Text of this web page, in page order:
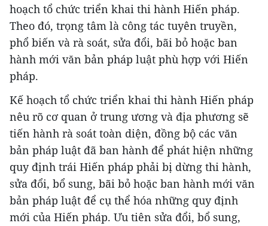
hoạch tổ chức triển khai thi hành Hiến pháp.
Theo đó, trọng tâm là công tác tuyên truyền,
phổ biến và rà soát, sửa đổi, bãi bỏ hoặc ban
hành mới văn bản pháp luật phù hợp với Hiến
pháp.
Kế hoạch tổ chức triển khai thi hành Hiến pháp
nêu rõ cơ quan ở trung ương và địa phương sẽ
tiến hành rà soát toàn diện, đồng bộ các văn
bản pháp luật đã ban hành để phát hiện những
quy định trái Hiến pháp phải bị dừng thi hành,
sửa đổi, bổ sung, bãi bỏ hoặc ban hành mới văn
bản pháp luật để cụ thể hóa những quy định
mới của Hiến pháp. Ưu tiên sửa đổi, bổ sung,